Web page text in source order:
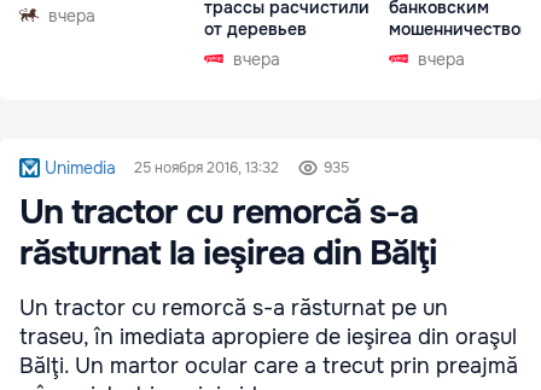
вчера
трассы расчистили
от деревьев
вчера
банковским
мошенничеством
Чехиивчера
Unimedia 25 ноября 2016, 13:32 935
Un tractor cu remorcă s-a
răsturnat la ieşirea din Bălţi
Un tractor cu remorcă s-a răsturnat pe un
traseu, în imediata apropiere de ieşirea din oraşul
Bălţi. Un martor ocular care a trecut prin preajmă